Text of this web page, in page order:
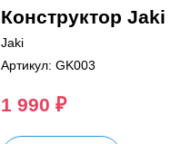
Конструктор
Jaki
Артикул: GK003
1 990 ₽